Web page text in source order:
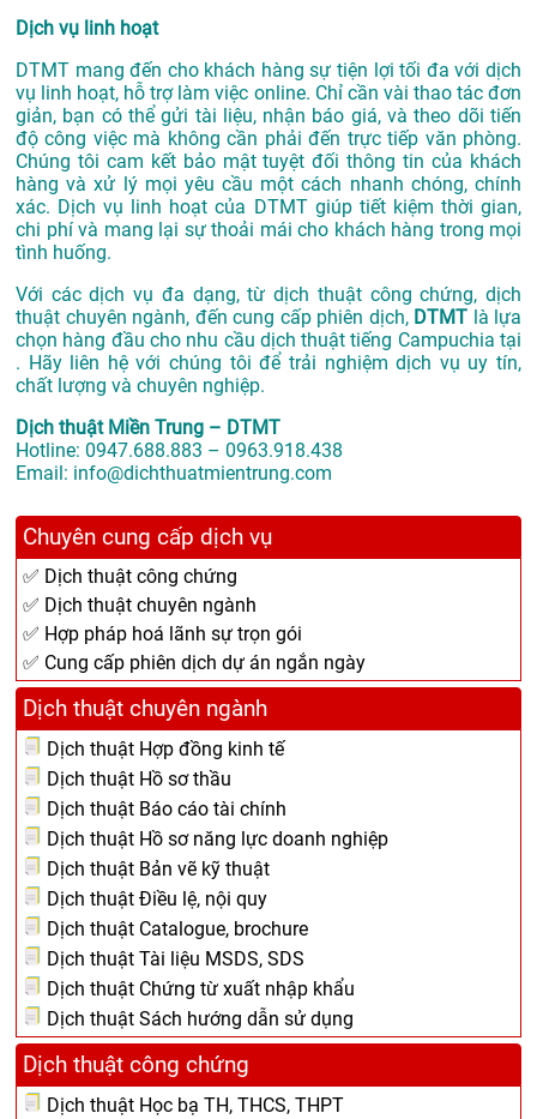
Dịch vụ linh hoạt
DTMT mang đến cho khách hàng sự tiện lợi tối đa với dịch
vụ linh hoạt, hỗ trợ làm việc online. Chỉ cần vài thao tác đơn
giản, bạn có thể gửi tài liệu, nhận báo giá, và theo dõi tiến
độ công việc mà không cần phải đến trực tiếp văn phòng.
Chúng tôi cam kết bảo mật tuyệt đối thông tin của khách
hàng và xử lý mọi yêu cầu một cách nhanh chóng, chính
xác. Dịch vụ linh hoạt của DTMT giúp tiết kiệm thời gian,
chi phí và mang lại sự thoải mái cho khách hàng trong mọi
tình huống.
Với các dịch vụ đa dạng, từ dịch thuật công chứng, dịch
thuật chuyên ngành, đến cung cấp phiên dịch, DTMT là lựa
chọn hàng đầu cho nhu cầu dịch thuật tiếng Campuchia tại
. Hãy liên hệ với chúng tôi để trải nghiệm dịch vụ uy tín,
chất lượng và chuyên nghiệp.
Dịch thuật Miền Trung – DTMT
Hotline: 0947.688.883 – 0963.918.438
Email: info@dichthuatmientrung.com
Chuyên cung cấp dịch vụ
✅ Dịch thuật công chứng
✅ Dịch thuật chuyên ngành
✅ Hợp pháp hoá lãnh sự trọn gói
✅ Cung cấp phiên dịch dự án ngắn ngày
Dịch thuật chuyên ngành
Dịch thuật Hợp đồng kinh tế
Dịch thuật Hồ sơ thầu
Dịch thuật Báo cáo tài chính
Dịch thuật Hồ sơ năng lực doanh nghiệp
Dịch thuật Bản vẽ kỹ thuật
Dịch thuật Điều lệ, nội quy
Dịch thuật Catalogue, brochure
Dịch thuật Tài liệu MSDS, SDS
Dịch thuật Chứng từ xuất nhập khẩu
Dịch thuật Sách hướng dẫn sử dụng
Dịch thuật công chứng
Dịch thuật Học bạ TH, THCS, THPT